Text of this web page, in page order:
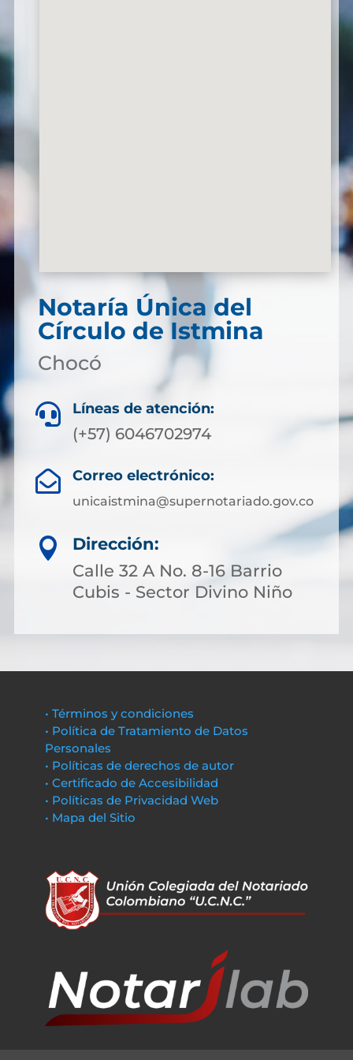
Notaría Única del
Círculo de Istmina
Chocó
 Líneas de atención:
(+57) 6046702974
 Correo electrónico:
unicaistmina@supernotariado.gov.co

Dirección:
Calle 32 A No. 8-16 Barrio
Cubis - Sector Divino Niño
• Términos y condiciones
• Política de Tratamiento de Datos
Personales
• Políticas de derechos de autor
• Certificado de Accesibilidad
• Políticas de Privacidad Web
• Mapa del Sitio